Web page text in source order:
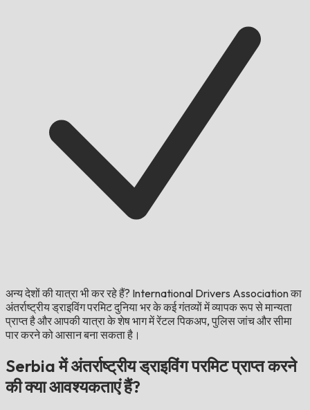
अन्य देशों की यात्रा भी कर रहे हैं? International Drivers Association का
अंतर्राष्ट्रीय ड्राइविंग परमिट दुनिया भर के कई गंतव्यों में व्यापक रूप से मान्यता
प्राप्त है और आपकी यात्रा के शेष भाग में रेंटल पिकअप, पुलिस जांच और सीमा
पार करने को आसान बना सकता है।
Serbia में अंतर्राष्ट्रीय ड्राइविंग परमिट प्राप्त करने
की क्या आवश्यकताएं हैं?